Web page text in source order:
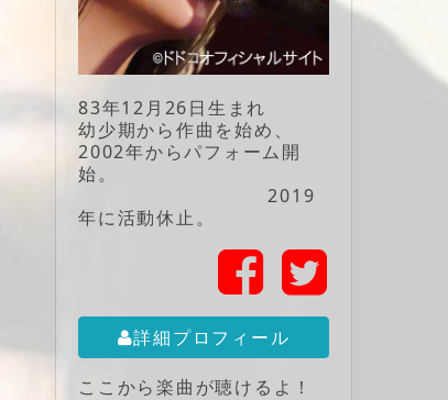
83年12月26日生まれ
幼少期から作曲を始め、
2002年からパフォーム開
始。
2019
年に活動休止。
詳細プロフィール
ここから楽曲が聴けるよ！